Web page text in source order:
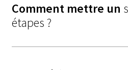
Comment mettre un
étapes ?